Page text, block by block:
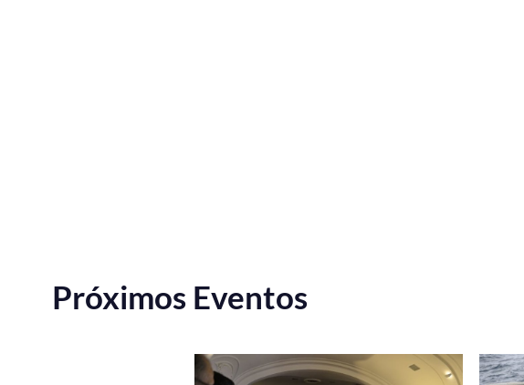
Próximos Eventos